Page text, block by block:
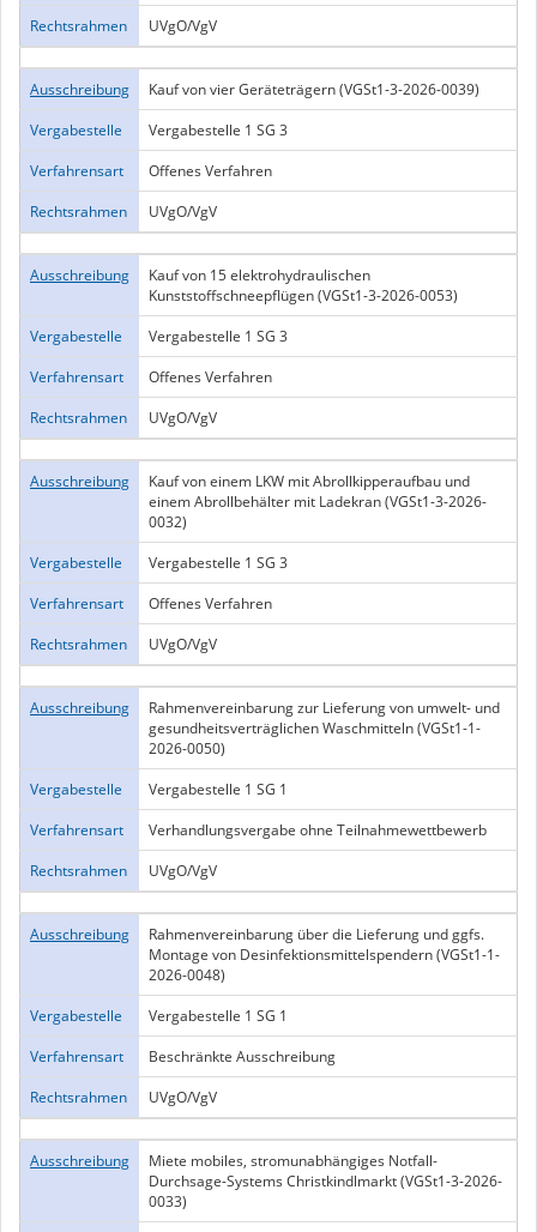
Rechtsrahmen
UVgO/VgV
Ausschreibung
Kauf von vier Geräteträgern (VGSt1-3-2026-0039)
Vergabestelle
Vergabestelle 1 SG 3
Verfahrensart
Offenes Verfahren
Rechtsrahmen
UVgO/VgV
Ausschreibung
Kauf von 15 elektrohydraulischen
Kunststoffschneepflügen (VGSt1-3-2026-0053)
Vergabestelle
Vergabestelle 1 SG 3
Verfahrensart
Offenes Verfahren
Rechtsrahmen
UVgO/VgV
Ausschreibung
Kauf von einem LKW mit Abrollkipperaufbau und
einem Abrollbehälter mit Ladekran (VGSt1-3-2026-
0032)
Vergabestelle
Vergabestelle 1 SG 3
Verfahrensart
Offenes Verfahren
Rechtsrahmen
UVgO/VgV
Ausschreibung
Rahmenvereinbarung zur Lieferung von umwelt- und
gesundheitsverträglichen Waschmitteln (VGSt1-1-
2026-0050)
Vergabestelle
Vergabestelle 1 SG 1
Verfahrensart
Verhandlungsvergabe ohne Teilnahmewettbewerb
Rechtsrahmen
UVgO/VgV
Ausschreibung
Rahmenvereinbarung über die Lieferung und ggfs.
Montage von Desinfektionsmittelspendern (VGSt1-1-
2026-0048)
Vergabestelle
Vergabestelle 1 SG 1
Verfahrensart
Beschränkte Ausschreibung
Rechtsrahmen
UVgO/VgV
Ausschreibung
Miete mobiles, stromunabhängiges Notfall-
Durchsage-Systems Christkindlmarkt (VGSt1-3-2026-
0033)